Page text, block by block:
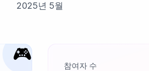
2025년 5월
🎮
참여자 수